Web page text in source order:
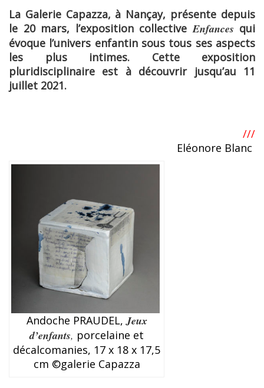
La Galerie Capazza, à Nançay, présente depuis
le 20 mars, l’exposition collectiveEnfances qui
évoque l’univers enfantin sous tous ses aspects
les plus intimes. Cette exposition
pluridisciplinaire est à découvrir jusqu’au 11
juillet 2021.
///
Eléonore Blanc
Andoche PRAUDEL, Jeux
d’enfants, porcelaine et
décalcomanies, 17 x 18 x 17,5
cm ©galerie Capazza